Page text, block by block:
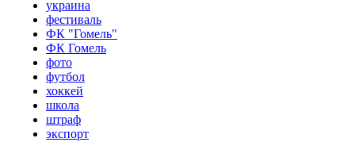
украина
фестиваль
ФК "Гомель"
ФК Гомель
фото
футбол
хоккей
школа
штраф
экспорт